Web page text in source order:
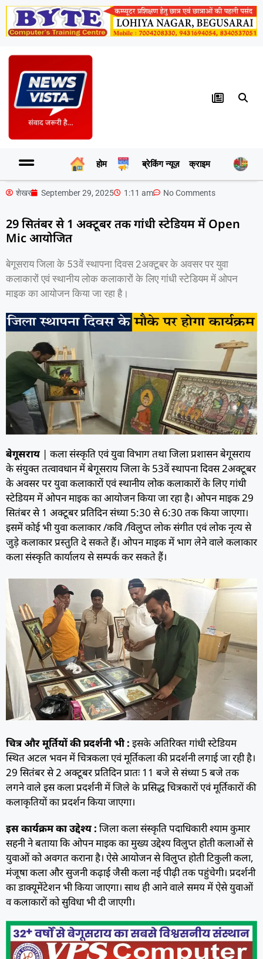
होम ब्रेकिंग न्यूज़ क्राइम
शेखर September 29, 2025 1:11 am No Comments
29 सितंबर से 1 अक्टूबर तक गांधी स्टेडियम में Open
Mic आयोजित
बेगूसराय जिला के 53वें स्थापना दिवस 2अक्टूबर के अवसर पर युवा
कलाकारों एवं स्थानीय लोक कलाकारों के लिए गांधी स्टेडियम में ओपन
माइक का आयोजन किया जा रहा है।
बेगूसराय | कला संस्कृति एवं युवा विभाग तथा जिला प्रशासन बेगूसराय
के संयुक्त तत्वावधान में बेगूसराय जिला के 53वें स्थापना दिवस 2अक्टूबर
के अवसर पर युवा कलाकारों एवं स्थानीय लोक कलाकारों के लिए गांधी
स्टेडियम में ओपन माइक का आयोजन किया जा रहा है। ओपन माइक 29
सितंबर से 1 अक्टूबर प्रतिदिन संध्या 5:30 से 6:30 तक किया जाएगा।
इसमें कोई भी युवा कलाकार /कवि /विलुप्त लोक संगीत एवं लोक नृत्य से
जुड़े कलाकार प्रस्तुति दे सकते हैं। ओपन माइक में भाग लेने वाले कलाकार
कला संस्कृति कार्यालय से सम्पर्क कर सकते हैं।
चित्र और मूर्तियों की प्रदर्शनी भी : इसके अतिरिक्त गांधी स्टेडियम
स्थित अटल भवन में चित्रकला एवं मूर्तिकला की प्रदर्शनी लगाई जा रही है।
29 सितंबर से 2 अक्टूबर प्रतिदिन प्रातः 11 बजे से संध्या 5 बजे तक
लगने वाले इस कला प्रदर्शनी में जिले के प्रसिद्ध चित्रकारों एवं मूर्तिकारों की
कलाकृतियों का प्रदर्शन किया जाएगा।
इस कार्यक्रम का उद्देश्य : जिला कला संस्कृति पदाधिकारी श्याम कुमार
सहनी ने बताया कि ओपन माइक का मुख्य उद्देश्य विलुप्त होती कलाओं से
युवाओं को अवगत कराना है। ऐसे आयोजन से विलुप्त होती टिकुली कला,
मंजूषा कला और सुजनी कढ़ाई जैसी कला नई पीढ़ी तक पहुंचेगी। प्रदर्शनी
का डाक्यूमेंटेशन भी किया जाएगा। साथ ही आने वाले समय में ऐसे युवाओं
व कलाकारों को सुविधा भी दी जाएगी।